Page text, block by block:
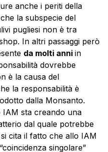
anche i periti della
la subspecie del
pugliesi non è tra
In altri passaggi però
da molti anni in
dovrebbe
è la causa del
la responsabilità è
dalla Monsanto.
IAM sta creando una
dal quale potrebbe
cita il fatto che allo IAM
singolare”